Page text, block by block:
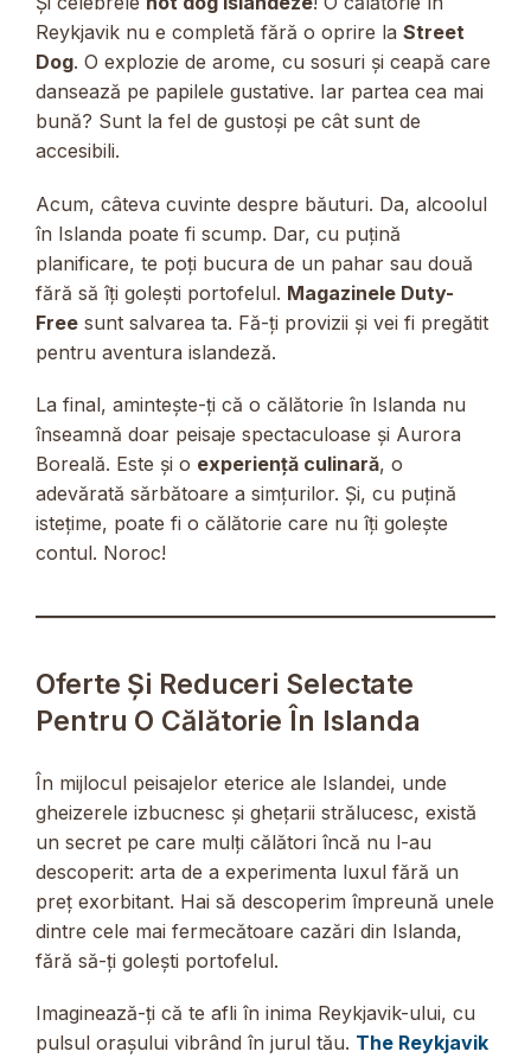
Reykjavik nu e completă fără o oprire la Street
Dog. O explozie de arome, cu sosuri și ceapă care
dansează pe papilele gustative. Iar partea cea mai
bună? Sunt la fel de gustoși pe cât sunt de
accesibili.
Acum, câteva cuvinte despre băuturi. Da, alcoolul
în Islanda poate fi scump. Dar, cu puțină
planificare, te poți bucura de un pahar sau două
fără să îți golești portofelul. Magazinele Duty-
Free sunt salvarea ta. Fă-ți provizii și vei fi pregătit
pentru aventura islandeză.
La final, amintește-ți că o călătorie în Islanda nu
înseamnă doar peisaje spectaculoase și Aurora
Boreală. Este și o experiență culinară, o
adevărată sărbătoare a simțurilor. Și, cu puțină
istețime, poate fi o călătorie care nu îți golește
contul. Noroc!
Oferte Și Reduceri Selectate
Pentru O Călătorie În Islanda
În mijlocul peisajelor eterice ale Islandei, unde
gheizerele izbucnesc și ghețarii strălucesc, există
un secret pe care mulți călători încă nu l-au
descoperit: arta de a experimenta luxul fără un
preț exorbitant. Hai să descoperim împreună unele
dintre cele mai fermecătoare cazări din Islanda,
fără să-ți golești portofelul.
Imaginează-ți că te afli în inima Reykjavik-ului, cu
pulsul orașului vibrând în jurul tău. The Reykjavik